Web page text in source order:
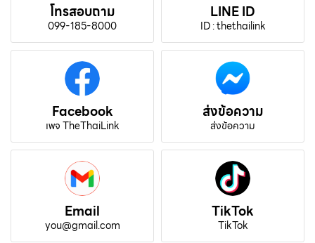
โทรสอบถาม
099-185-8000
LINE ID
ID : thethailink
Facebook
เพจ TheThaiLink
ส่งข้อความ
ส่งข้อความ
Email
you@gmail.com
TikTok
TikTok